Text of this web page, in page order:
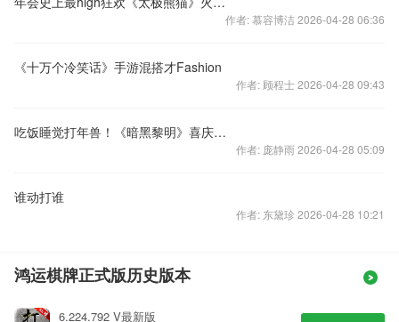
作者: 慕容博洁 2026-04-28 06:36
《十万个冷笑话》手游混搭才Fashion
作者: 顾程士 2026-04-28 09:43
吃饭睡觉打年兽！《暗黑黎明》喜庆跨年无宵禁
作者: 庞静雨 2026-04-28 05:09
谁动打谁
作者: 东黛珍 2026-04-28 10:21
鸿运棋牌正式版历史版本
6.224.792 V最新版